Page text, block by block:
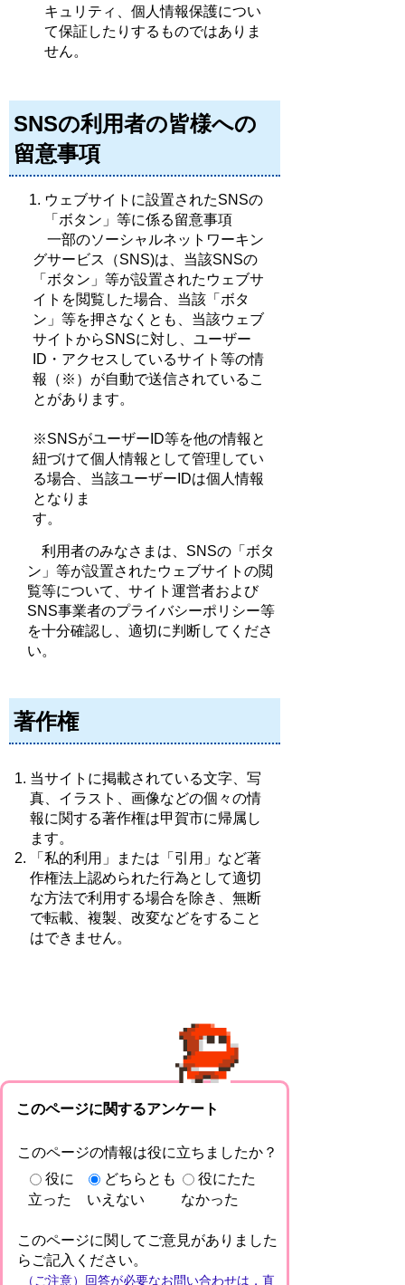
キュリティ、個人情報保護につい
て保証したりするものではありま
せん。
SNSの利用者の皆様への
留意事項
ウェブサイトに設置されたSNSの
「ボタン」等に係る留意事項
一部のソーシャルネットワーキン
グサービス（SNS)は、当該SNSの
「ボタン」等が設置されたウェブサ
イトを閲覧した場合、当該「ボタ
ン」等を押さなくとも、当該ウェブ
サイトからSNSに対し、ユーザー
ID・アクセスしているサイト等の情
報（※）が自動で送信されているこ
とがあります。
※SNSがユーザーID等を他の情報と
紐づけて個人情報として管理してい
る場合、当該ユーザーIDは個人情報
となりま
利用者のみなさまは、SNSの「ボタ
ン」等が設置されたウェブサイトの閲
覧等について、サイト運営者および
SNS事業者のプライバシーポリシー等
を十分確認し、適切に判断してくださ
い。
著作権
当サイトに掲載されている文字、写
真、イラスト、画像などの個々の情
報に関する著作権は甲賀市に帰属し
ます。
「私的利用」または「引用」など著
作権法上認められた行為として適切
な方法で利用する場合を除き、無断
で転載、複製、改変などをすること
はできません。
このページに関するアンケート
このページの情報は役に立ちましたか？
役に
立った
どちらとも
いえない
役にたた
なかった
このページに関してご意見がありました
らご記入ください。
（ご注意）回答が必要なお問い合わせは，直